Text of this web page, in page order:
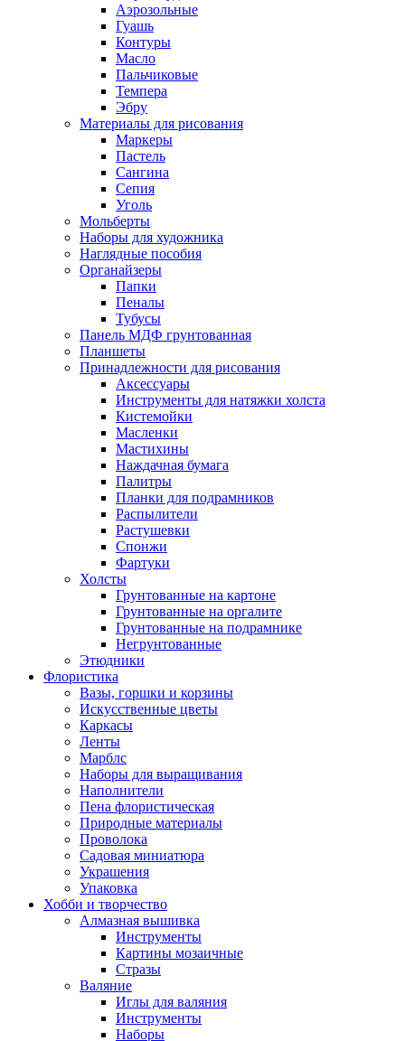
Аэрозольные
Гуашь
Контуры
Масло
Пальчиковые
Темпера
Эбру
Материалы для рисования
Маркеры
Пастель
Сангина
Сепия
Уголь
Мольберты
Наборы для художника
Наглядные пособия
Органайзеры
Папки
Пеналы
Тубусы
Панель МДФ грунтованная
Планшеты
Принадлежности для рисования
Аксессуары
Инструменты для натяжки холста
Кистемойки
Масленки
Мастихины
Наждачная бумага
Палитры
Планки для подрамников
Распылители
Растушевки
Спонжи
Фартуки
Холсты
Грунтованные на картоне
Грунтованные на оргалите
Грунтованные на подрамнике
Негрунтованные
Этюдники
Флористика
Вазы, горшки и корзины
Искусственные цветы
Каркасы
Ленты
Марблс
Наборы для выращивания
Наполнители
Пена флористическая
Природные материалы
Проволока
Садовая миниатюра
Украшения
Упаковка
Хобби и творчество
Алмазная вышивка
Инструменты
Картины мозаичные
Стразы
Валяние
Иглы для валяния
Инструменты
Наборы